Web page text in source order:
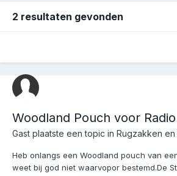
2 resultaten gevonden
Woodland Pouch voor
Gast plaatste een topic in Rugzakken en
Heb onlangs een Woodland pouch van
weet bij god niet waarvopor bestemd.De